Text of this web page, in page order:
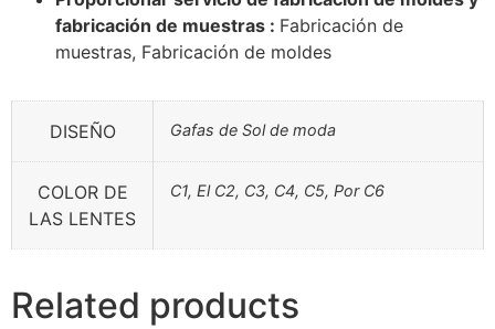
fabricación de muestras : Fabricación de
muestras, Fabricación de moldes
DISEÑO Gafas de Sol de moda
COLOR DE
LAS LENTES
C1, El C2, C3, C4, C5, Por C6
Related products